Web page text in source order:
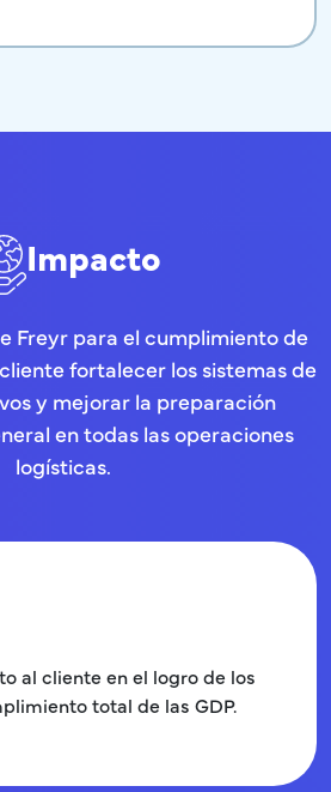
Impacto
Freyr para el cumplimiento de
fortalecer los sistemas de
y mejorar la preparación
en todas las operaciones
logísticas.
al cliente en el logro de los
total de las GDP.